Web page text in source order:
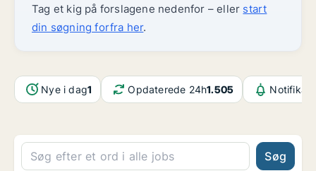
Tag et kig på forslagene nedenfor – eller start
din søgning forfra her.
Nye i dag1 Opdaterede 24h1.505
Søg